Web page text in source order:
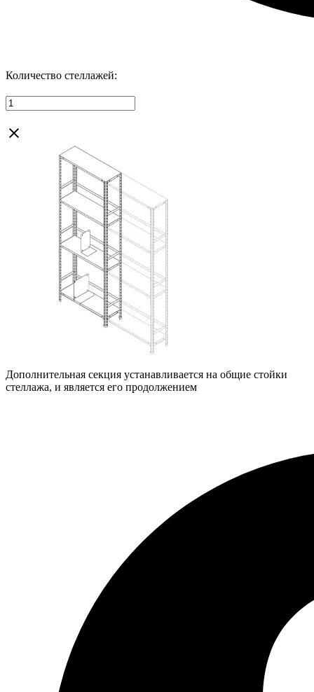
Количество стеллажей:
Дополнительная секция устанавливается на общие стойки
стеллажа, и является его продолжением